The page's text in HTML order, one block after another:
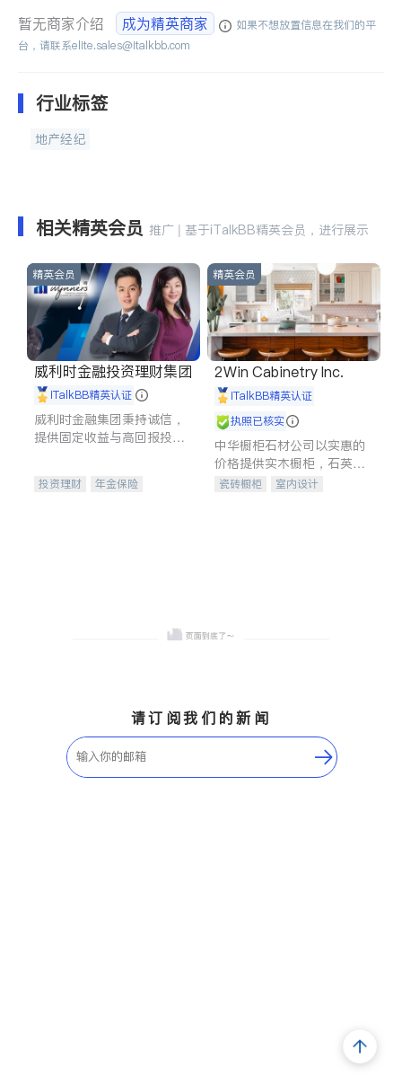
暂无商家介绍 成为精英商家
如果不想放置信息在我们的平
台，请联系elite.sales@italkbb.com
行业标签
地产经纪
相关精英会员 推广 | 基于iTalkBB精英会员，进行展示
精英会员
威利时金融投资理财集团
iTalkBB精英认证
威利时金融集团秉持诚信，
提供固定收益与高回报投资
合，助力客户实现目标
投资理财
年金保险
精英会员
2Win Cabinetry Inc.
iTalkBB精英认证
执照已核实
中华橱柜石材公司以实惠的
价格提供实木橱柜，石英石
台面，多种优质不锈钢水
瓷砖橱柜
室内设计
请订阅我们的新闻